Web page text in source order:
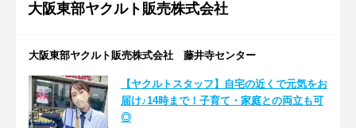
大阪東部ヤクルト販売株式会社
大阪東部ヤクルト販売株式会社 藤井寺センター
【ヤクルトスタッフ】自宅の近くで元気をお
届け♪14時まで！子育て・家庭との両立も可
◎